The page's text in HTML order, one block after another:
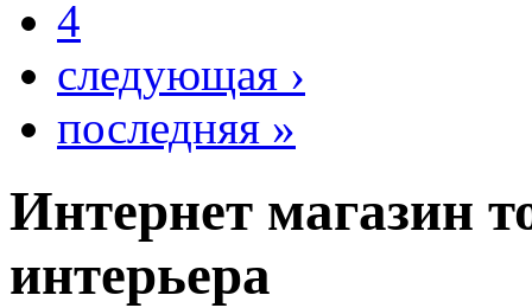
4
следующая ›
последняя »
Интернет магазин
интерьера